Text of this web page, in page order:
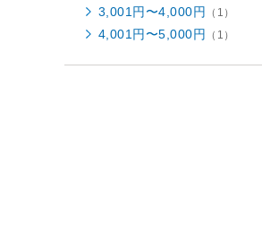
3,001円〜4,000円 （1）
4,001円〜5,000円 （1）